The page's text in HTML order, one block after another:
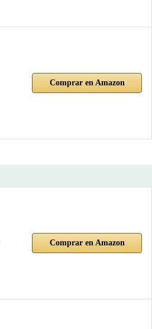
Comprar en Amazon
Comprar en Amazon